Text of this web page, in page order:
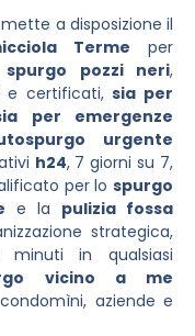
mette a disposizione il
Terme per
spurgo pozzi neri,
e certificati,sia per
per emergenze
urgente
h24, 7 giorni su 7,
per lo spurgo
e la pulizia fossa
strategica,
minuti in qualsiasi
vicino a me
aziende e